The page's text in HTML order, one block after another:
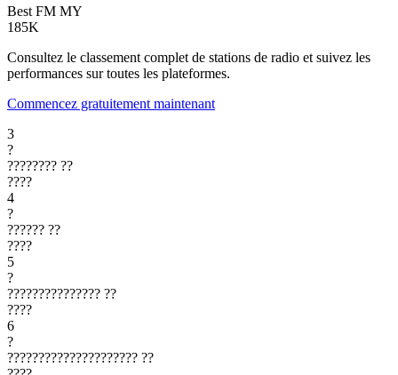
Best FM MY
185K
Consultez le classement complet de stations de radio et suivez les
performances sur toutes les plateformes.
Commencez gratuitement maintenant
3
?
???????? ??
????
4
?
?????? ??
????
5
?
??????????????? ??
????
6
?
????????????????????? ??